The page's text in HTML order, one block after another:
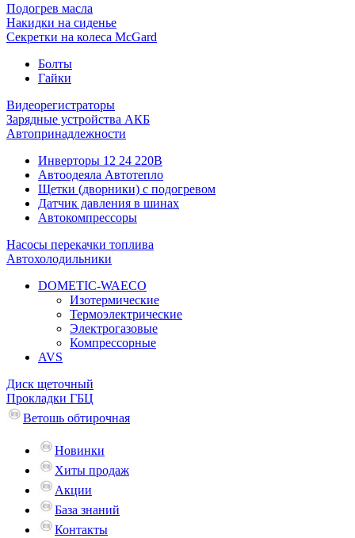
Подогрев масла
Накидки на сиденье
Секретки на колеса McGard
Болты
Гайки
Видеорегистраторы
Зарядные устройства АКБ
Автопринадлежности
Инверторы 12 24 220В
Автоодеяла Автотепло
Щетки (дворники) с подогревом
Датчик давления в шинах
Автокомпрессоры
Насосы перекачки топлива
Автохолодильники
DOMETIC-WAECO
Изотермические
Термоэлектрические
Электрогазовые
Компрессорные
AVS
Диск щеточный
Прокладки ГБЦ
Ветошь обтирочная
Новинки
Хиты продаж
Акции
База знаний
Контакты